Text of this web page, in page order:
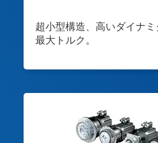
超小型構造、高いダイナ
最大トルク。